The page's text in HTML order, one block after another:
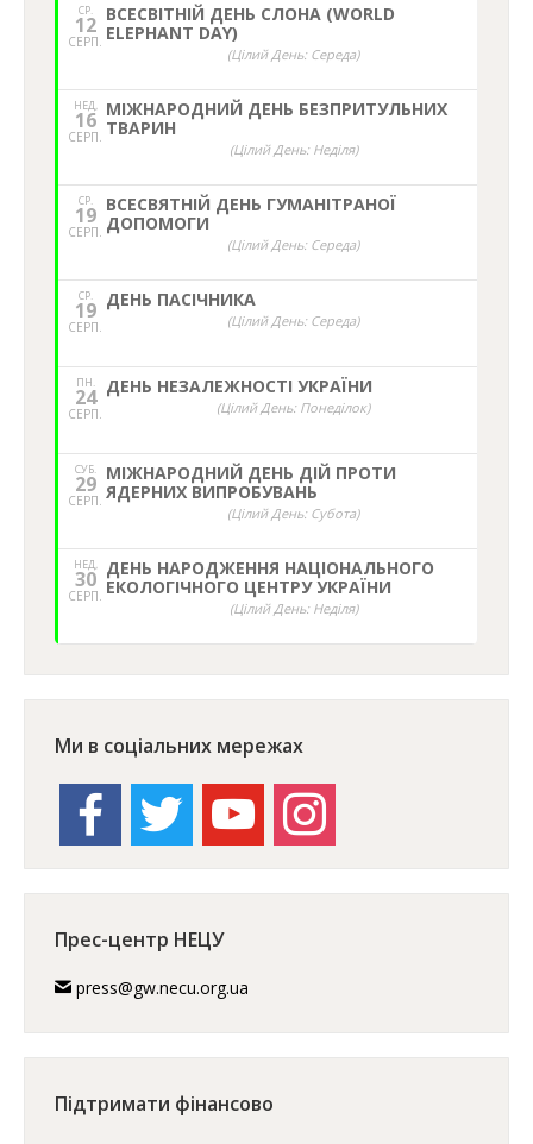
СР.
12
СЕРП.
ВСЕСВІТНІЙ ДЕНЬ СЛОНА (WORLD
ELEPHANT DAY)
(Цілий День: Середа)
НЕД,
16
СЕРП.
МІЖНАРОДНИЙ ДЕНЬ БЕЗПРИТУЛЬНИХ
ТВАРИН
(Цілий День: Неділя)
СР.
19
СЕРП.
ВСЕСВЯТНІЙ ДЕНЬ ГУМАНІТРАНОЇ
ДОПОМОГИ
(Цілий День: Середа)
СР.
19
СЕРП.
ДЕНЬ ПАСІЧНИКА
(Цілий День: Середа)
ПН.
24
СЕРП.
ДЕНЬ НЕЗАЛЕЖНОСТІ УКРАЇНИ
(Цілий День: Понеділок)
СУБ.
29
СЕРП.
МІЖНАРОДНИЙ ДЕНЬ ДІЙ ПРОТИ
ЯДЕРНИХ ВИПРОБУВАНЬ
(Цілий День: Субота)
НЕД,
30
СЕРП.
ДЕНЬ НАРОДЖЕННЯ НАЦІОНАЛЬНОГО
ЕКОЛОГІЧНОГО ЦЕНТРУ УКРАЇНИ
(Цілий День: Неділя)
Ми в соціальних мережах
facebook twitter youtube instagram
Прес-центр НЕЦУ
press@gw.necu.org.ua
Підтримати фінансово